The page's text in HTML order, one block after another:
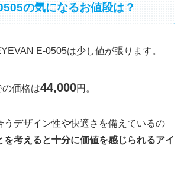
の気になるお値段は？
E-0505は少し値が張ります。
価格は44,000円。
うデザイン性や快適さを備えているの
を考えると十分に価値を感じられるアイ